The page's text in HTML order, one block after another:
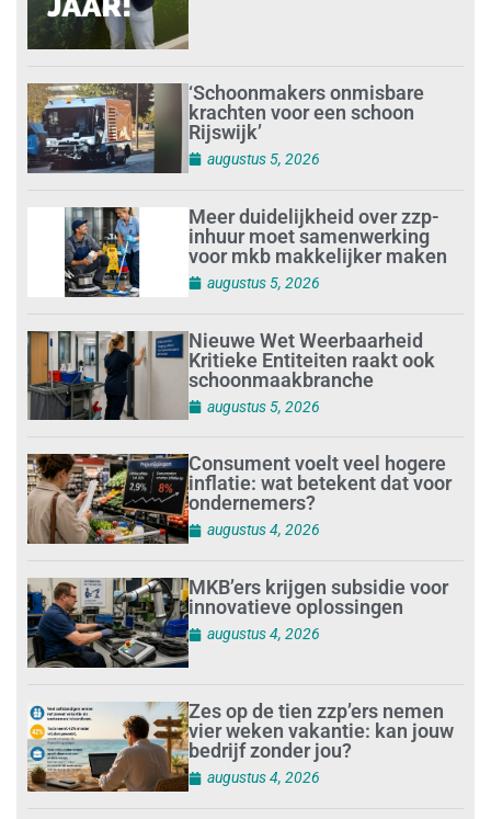
‘Schoonmakers onmisbare
krachten voor een schoon
Rijswijk’
augustus 5, 2026
Meer duidelijkheid over zzp-
inhuur moet samenwerking
voor mkb makkelijker maken
augustus 5, 2026
Nieuwe Wet Weerbaarheid
Kritieke Entiteiten raakt ook
schoonmaakbranche
augustus 5, 2026
Consument voelt veel hogere
inflatie: wat betekent dat voor
ondernemers?
augustus 4, 2026
MKB’ers krijgen subsidie voor
innovatieve oplossingen
augustus 4, 2026
Zes op de tien zzp’ers nemen
vier weken vakantie: kan jouw
bedrijf zonder jou?
augustus 4, 2026